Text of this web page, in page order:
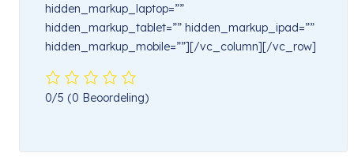
hidden_markup_laptop=””
hidden_markup_tablet=”” hidden_markup_ipad=””
hidden_markup_mobile=””][/vc_column][/vc_row]
0/5 (0 Beoordeling)